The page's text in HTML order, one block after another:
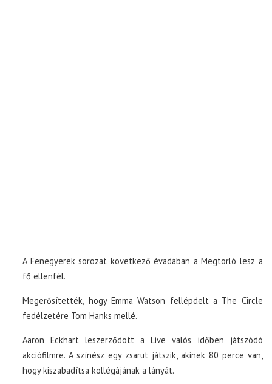
A Fenegyerek sorozat következő évadában a Megtorló lesz a
fő ellenfél.
Megerősítették, hogy Emma Watson fellépdelt a The Circle
fedélzetére Tom Hanks mellé.
Aaron Eckhart leszerződött a Live valós időben játszódó
akciófilmre. A színész egy zsarut játszik, akinek 80 perce van,
hogy kiszabadítsa kollégájának a lányát.